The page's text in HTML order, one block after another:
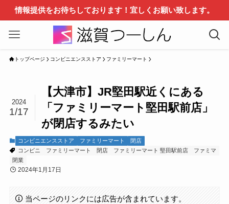
情報提供をお待ちしております！宜しくお願い致します。
トップページ コンビニエンスストア ファミリーマート
【大津市】JR堅田駅近くにある
「ファミリーマート堅田駅前店」
が閉店するみたい
2024
1/17
コンビニエンスストア ファミリーマート
閉店
コンビニ
ファミリーマート 閉店 ファミリーマート 堅田駅前店
ファミマ
閉業
2024年1月17日
当ページのリンクには広告が含まれています。